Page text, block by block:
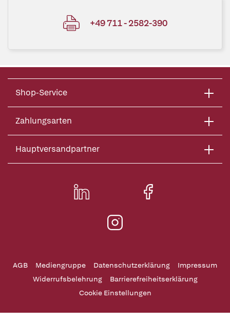
+49 711 - 2582-390
Shop-Service
Zahlungsarten
Hauptversandpartner
AGB Mediengruppe Datenschutzerklärung
Impressum
Widerrufsbelehrung
Barrierefreiheitserklärung
Cookie Einstellungen